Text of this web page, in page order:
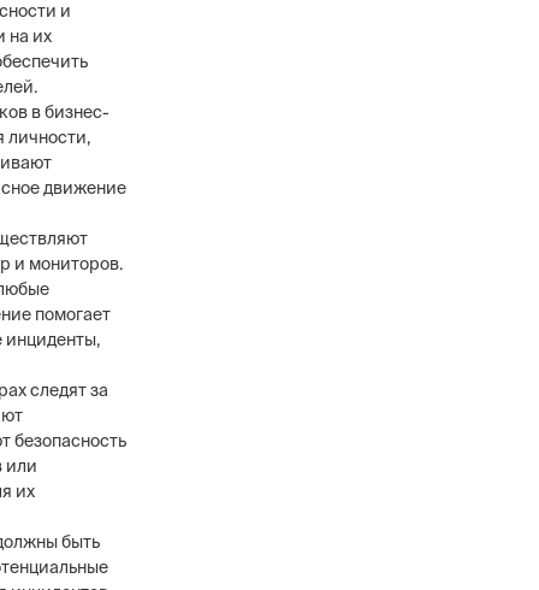
и
на их
в бизнес-
личности,
движение
и мониторов.
помогает
инциденты,
следят за
безопасность
или
их
быть